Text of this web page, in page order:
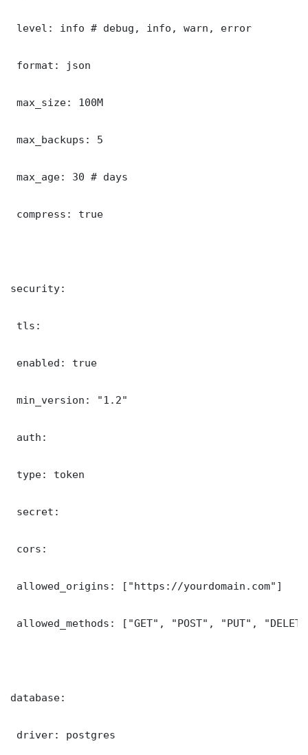
level: info # debug, info, warn, error
format: json
max_size: 100M
max_backups: 5
max_age: 30 # days
compress: true
security:
tls:
enabled: true
min_version: "1.2"
auth:
type: token
secret:
cors:
allowed_origins: ["https://yourdomain.com"]
allowed_methods: ["GET", "POST", "PUT",
database:
driver: postgres